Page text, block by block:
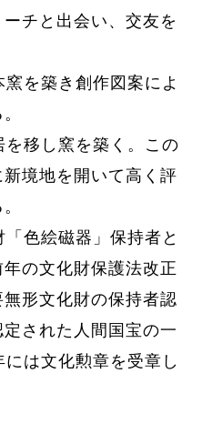
チと出会い、交友を
を築き創作図案によ
を移し窯を築く。この
境地を開いて高く評
「色絵磁器」保持者と
年の文化財保護法改正
形文化財の保持者認
された人間国宝の一
には文化勲章を受章し